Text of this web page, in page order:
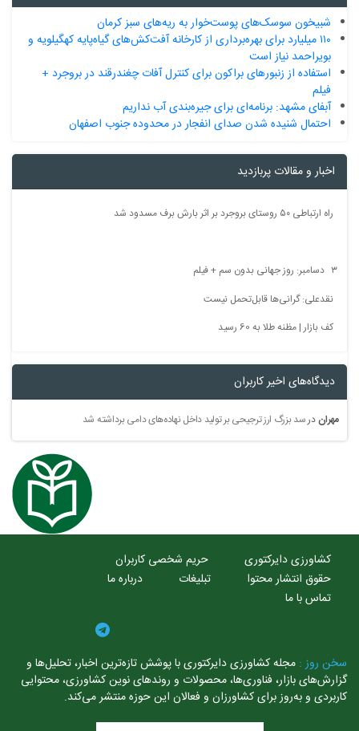
شبیخون سوسک‌های پوست‌خوار به ریه‌های سبز کرمان
۱۱۰ میلیارد برای بهره‌برداری از کارخانه آفت‌کش‌های گیاه‌پایه کهگیلویه و
بویراحمد نیاز است
استفاده از زنبورهای براکون برای کنترل آفات چغندرقند در بروجرد +
فیلم
آبفای مشهد: برنامه‌ای برای جیره‌بندی آب نداریم
احتمال شنیده شدن صدای انفجار در محدوده جنوب اصفهان
اخبار و مقالات پربازدید
راه ارتباطی ۵۰ روستای بروجرد بر اثر بارش برف مسدود شد
۳ دسامبر: روز جهانی بدون سم + فیلم
نقدعلی: گرانی‌ها قابل‌تحمل نیست
کف بازار | مظنه طلا به 60 رسید
دیدگاه‌های اخیر کاربران
مهراندرسد بزرگ ارز ترجیحی بر تولید داخل نهاده‌های دامی برداشته شد
کشاورزی دایرکتوری
حریم شخصی کاربران
حقوق انتشار محتوا
تبلیغات
درباره ما
تماس با ما
سخن روز : مجله کشاورزی دایرکتوری با پوشش تازه‌ترین اخبار، تحلیل‌ها و
گزارش‌های بازار، فناوری‌ها، محصولات و روندهای نوین کشاورزی، محتوایی
کاربردی و به‌روز برای کشاورزان و فعالان این حوزه منتشر می‌کند.